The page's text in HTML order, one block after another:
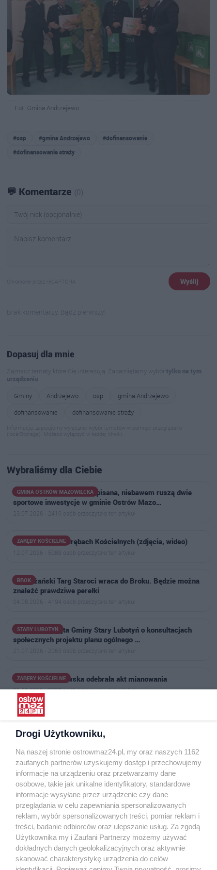
Fot. Gmina Andrzejewo
#osp #gmina Andrzejewo
#dofinansowanie
#dofinansowanie straży
💬 Komentarze (0)
Chronione przez reCAPTCHA Wyślij
Brak komentarzy. Bądź pierwszy!
Dopasuj dla mnie
Zaznacz tematy, które Cię interesują. Zapamiętamy wybórtylko na tym
urządzeniu.
Gminy
Andrzejewo osp
gmina Andrzejewo
dofinansowanie
dofinansowanie straży
Informacja: zapisujemy wyłącznie wybór tematów w pamięci przeglądarki
(localStorage). Możesz wyłączyć w każdej chwili.
Wybraliśmy dla Ciebie
GMINA OSTRÓW MAZOWIECKA
Umowa z wykonawcą podpisana, niebawem ruszą dwie
sportowe inwestycje w gminie Ostrów Mazo…
23.07.2026 · 2416 osób przeczytało ten artykuł
ZARĘBY KOŚCIELNE
Letni Festyn w Zarębach Kościelnych (zdjęcia, wideo)
12.07.2026 · 5089 osób przeczytało ten artykuł
BROK
Nadbużański Targ Staroci wraca do Broku. Będzie można
znaleźć prawdziwe perełki
04.08.2026 · 4194 osób przeczytało ten artykuł
STARY LUBOTYŃ
Ogłoszenie Wójta Gminy Stary Lubotyń o konsultacjach
społecznych projektu planu ogólnego …
21.07.2026 · 2063 osób przeczytało ten artykuł
ZARĘBY KOŚCIELNE
Urszula Nienałtowska odebrała akt mianowania
06.08.2026 · 2200 osób przeczytało ten artykuł
SZULBORZE WIELKIE
Weekend i Roxaok zagrają na Święcie Plonów w Szulborzu
Wielkim. Atrakcji będzie znacznie …
04.08.2026 · 2507 osób przeczytało ten artykuł
Publikowane komentarze są prywatnymi opiniami Użytkowników serwisu
ostrowmaz24.pl.
OSTROWMAZ24.PL
Drogi Użytkowniku,
Na naszej stronie ostrowmaz24.pl, my oraz naszych 1162
zaufanych partnerów uzyskujemy dostęp i przechowujemy
informacje na urządzeniu oraz przetwarzamy dane
osobowe, takie jak unikalne identyfikatory, standardowe
informacje wysyłane przez urządzenie czy dane
przeglądania w celu zapewniania spersonalizowanych
reklam, wybór spersonalizowanych treści, pomiar reklam i
treści, badanie odbiorców oraz ulepszanie usług. Za zgodą
Użytkownika my i Zaufani Partnerzy możemy używać
dokładnych danych geolokalizacyjnych oraz aktywnie
skanować charakterystykę urządzenia do celów